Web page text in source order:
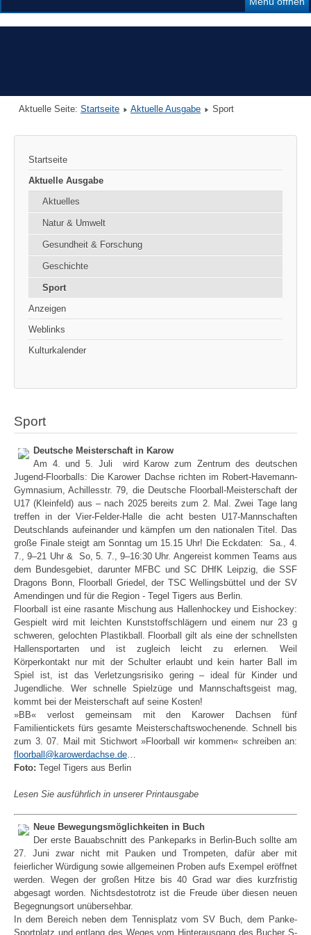
Aktuelle Seite: Startseite Aktuelle Ausgabe Sport
Startseite
Aktuelle Ausgabe
Aktuelles
Natur & Umwelt
Gesundheit & Forschung
Geschichte
Sport
Anzeigen
Weblinks
Kulturkalender
Sport
Deutsche Meisterschaft in Karow
Am 4. und 5. Juli wird Karow zum Zentrum des deutschen
Jugend-Floorballs: Die Karower Dachse richten im Robert-Havemann-
Gymnasium, Achillesstr. 79, die Deutsche Floorball-Meisterschaft der
U17 (Kleinfeld) aus – nach 2025 bereits zum 2. Mal. Zwei Tage lang
treffen in der Vier-Felder-Halle die acht besten U17-Mannschaften
Deutschlands aufeinander und kämpfen um den nationalen Titel. Das
große Finale steigt am Sonntag um 15.15 Uhr! Die Eckdaten: Sa., 4.
7., 9–21 Uhr & So, 5. 7., 9–16:30 Uhr. Angereist kommen Teams aus
dem Bundesgebiet, darunter MFBC und SC DHfK Leipzig, die SSF
Dragons Bonn, Floorball Griedel, der TSC Wellingsbüttel und der SV
Amendingen und für die Region - Tegel Tigers aus Berlin.
Floorball ist eine rasante Mischung aus Hallenhockey und Eishockey:
Gespielt wird mit leichten Kunststoffschlägern und einem nur 23 g
schweren, gelochten Plastikball. Floorball gilt als eine der schnellsten
Hallensportarten und ist zugleich leicht zu erlernen. Weil
Körperkontakt nur mit der Schulter erlaubt und kein harter Ball im
Spiel ist, ist das Verletzungsrisiko gering – ideal für Kinder und
Jugendliche. Wer schnelle Spielzüge und Mannschaftsgeist mag,
kommt bei der Meisterschaft auf seine Kosten!
»BB« verlost gemeinsam mit den Karower Dachsen fünf
Familientickets fürs gesamte Meisterschaftswochenende. Schnell bis
zum 3. 07. Mail mit Stichwort »Floorball wir kommen« schreiben an:
floorball@karowerdachse.de
Foto: Tegel Tigers aus Berlin
Lesen Sie ausführlich in unserer Printausgabe
Neue Bewegungsmöglichkeiten in Buch
Der erste Bauabschnitt des Pankeparks in Berlin-Buch sollte am
27. Juni zwar nicht mit Pauken und Trompeten, dafür aber mit
feierlicher Würdigung sowie allgemeinen Proben aufs Exempel eröffnet
werden. Wegen der großen Hitze bis 40 Grad war dies kurzfristig
abgesagt worden. Nichtsdestotrotz ist die Freude über diesen neuen
Begegnungsort unübersehbar.
In dem Bereich neben dem Tennisplatz vom SV Buch, dem Panke-
Sportplatz und entlang des Weges vom Hinterausgang des Bucher S-